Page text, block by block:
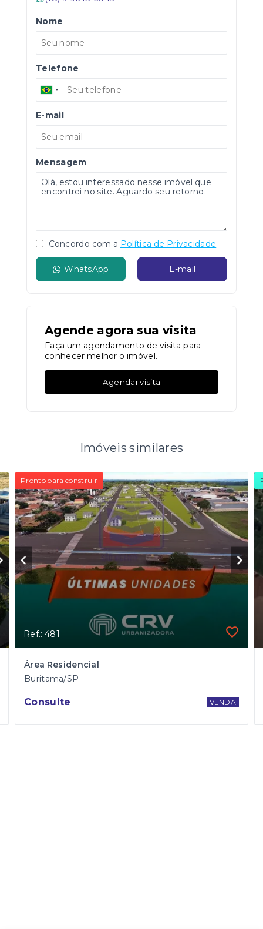
Nome
Telefone
E-mail
Mensagem
Concordo com a Política de Privacidade
WhatsApp E-mail
Agende agora sua visita
Faça um agendamento de visita para
conhecer melhor o imóvel.
Agendar visita
Imóveis similares
Pronto para construir
Ref.: 481
Área Residencial
Buritama/SP
Consulte VENDA